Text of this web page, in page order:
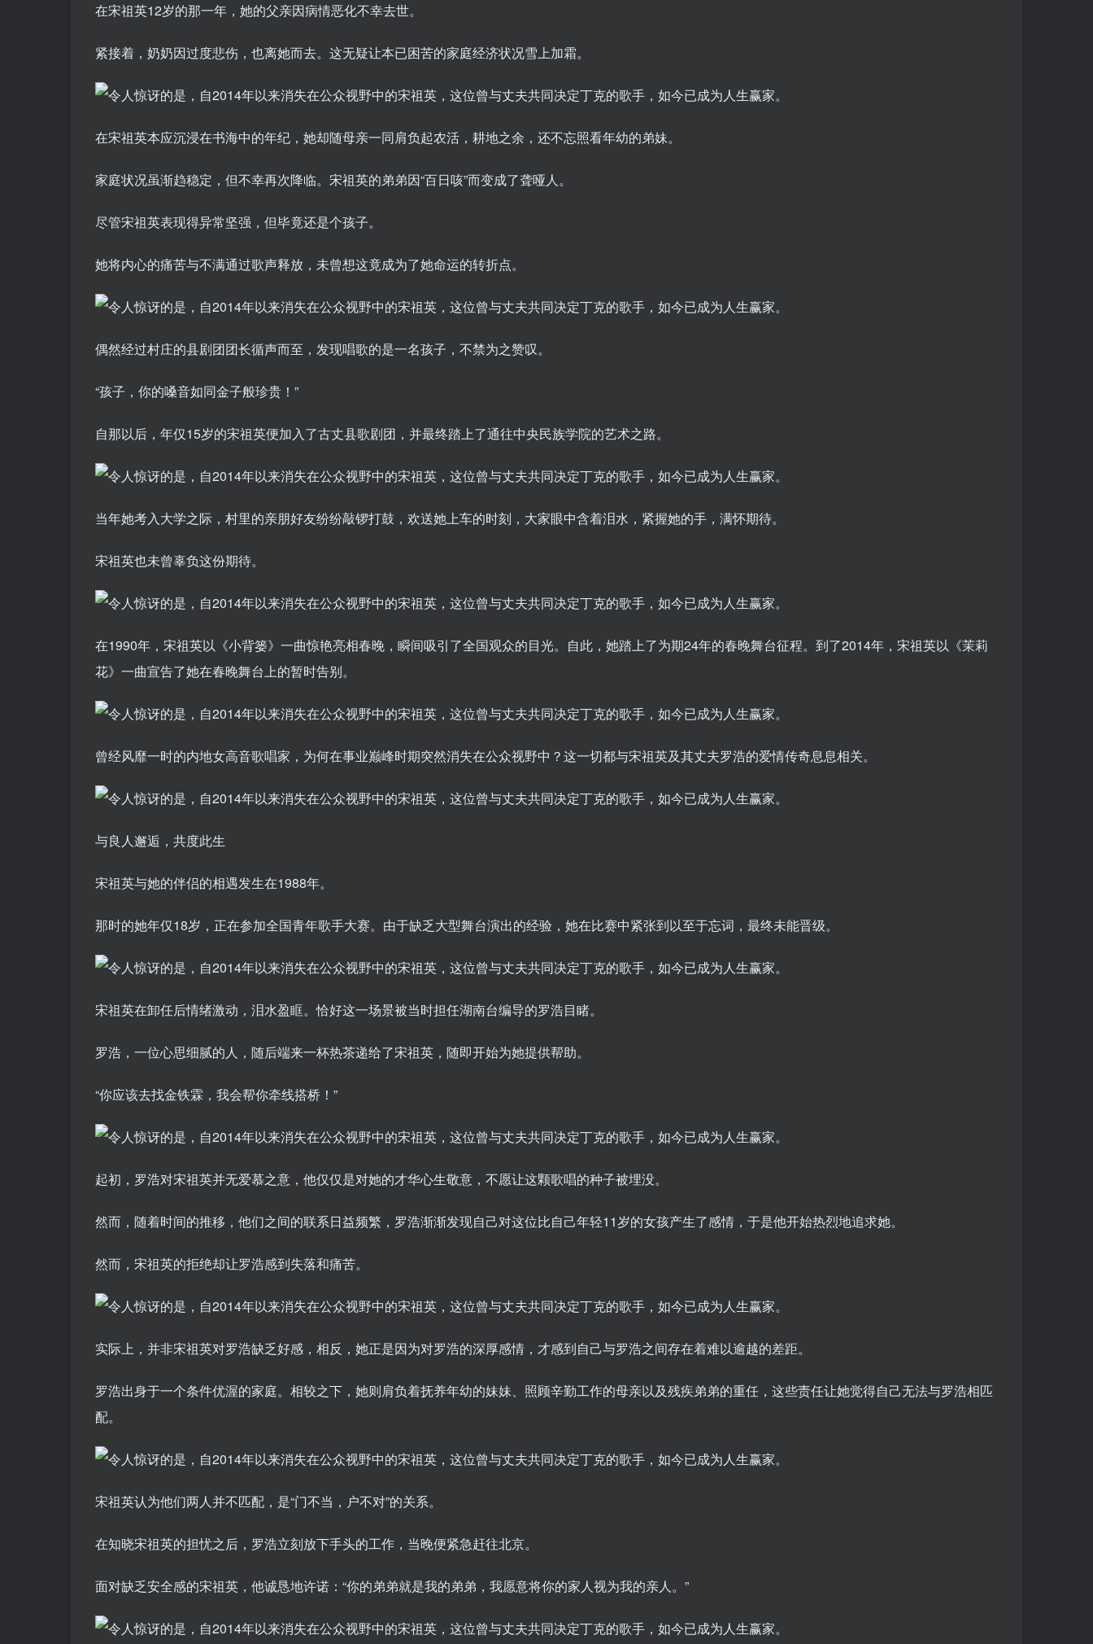
在宋祖英12岁的那一年，她的父亲因病情恶化不幸去世。
紧接着，奶奶因过度悲伤，也离她而去。这无疑让本已困苦的家庭经济状况雪上加霜。
在宋祖英本应沉浸在书海中的年纪，她却随母亲一同肩负起农活，耕地之余，还不忘照看年幼的弟妹。
家庭状况虽渐趋稳定，但不幸再次降临。宋祖英的弟弟因“百日咳”而变成了聋哑人。
尽管宋祖英表现得异常坚强，但毕竟还是个孩子。
她将内心的痛苦与不满通过歌声释放，未曾想这竟成为了她命运的转折点。
偶然经过村庄的县剧团团长循声而至，发现唱歌的是一名孩子，不禁为之赞叹。
“孩子，你的嗓音如同金子般珍贵！”
自那以后，年仅15岁的宋祖英便加入了古丈县歌剧团，并最终踏上了通往中央民族学院的艺术之路。
当年她考入大学之际，村里的亲朋好友纷纷敲锣打鼓，欢送她上车的时刻，大家眼中含着泪水，紧握她的手，满怀期待。
宋祖英也未曾辜负这份期待。
在1990年，宋祖英以《小背篓》一曲惊艳亮相春晚，瞬间吸引了全国观众的目光。自此，她踏上了为期24年的春晚舞台征程。到了2014年，宋祖英以《茉莉
花》一曲宣告了她在春晚舞台上的暂时告别。
曾经风靡一时的内地女高音歌唱家，为何在事业巅峰时期突然消失在公众视野中？这一切都与宋祖英及其丈夫罗浩的爱情传奇息息相关。
与良人邂逅，共度此生
宋祖英与她的伴侣的相遇发生在1988年。
那时的她年仅18岁，正在参加全国青年歌手大赛。由于缺乏大型舞台演出的经验，她在比赛中紧张到以至于忘词，最终未能晋级。
宋祖英在卸任后情绪激动，泪水盈眶。恰好这一场景被当时担任湖南台编导的罗浩目睹。
罗浩，一位心思细腻的人，随后端来一杯热茶递给了宋祖英，随即开始为她提供帮助。
“你应该去找金铁霖，我会帮你牵线搭桥！”
起初，罗浩对宋祖英并无爱慕之意，他仅仅是对她的才华心生敬意，不愿让这颗歌唱的种子被埋没。
然而，随着时间的推移，他们之间的联系日益频繁，罗浩渐渐发现自己对这位比自己年轻11岁的女孩产生了感情，于是他开始热烈地追求她。
然而，宋祖英的拒绝却让罗浩感到失落和痛苦。
实际上，并非宋祖英对罗浩缺乏好感，相反，她正是因为对罗浩的深厚感情，才感到自己与罗浩之间存在着难以逾越的差距。
罗浩出身于一个条件优渥的家庭。相较之下，她则肩负着抚养年幼的妹妹、照顾辛勤工作的母亲以及残疾弟弟的重任，这些责任让她觉得自己无法与罗浩相匹
配。
宋祖英认为他们两人并不匹配，是“门不当，户不对”的关系。
在知晓宋祖英的担忧之后，罗浩立刻放下手头的工作，当晚便紧急赶往北京。
面对缺乏安全感的宋祖英，他诚恳地许诺：“你的弟弟就是我的弟弟，我愿意将你的家人视为我的亲人。”